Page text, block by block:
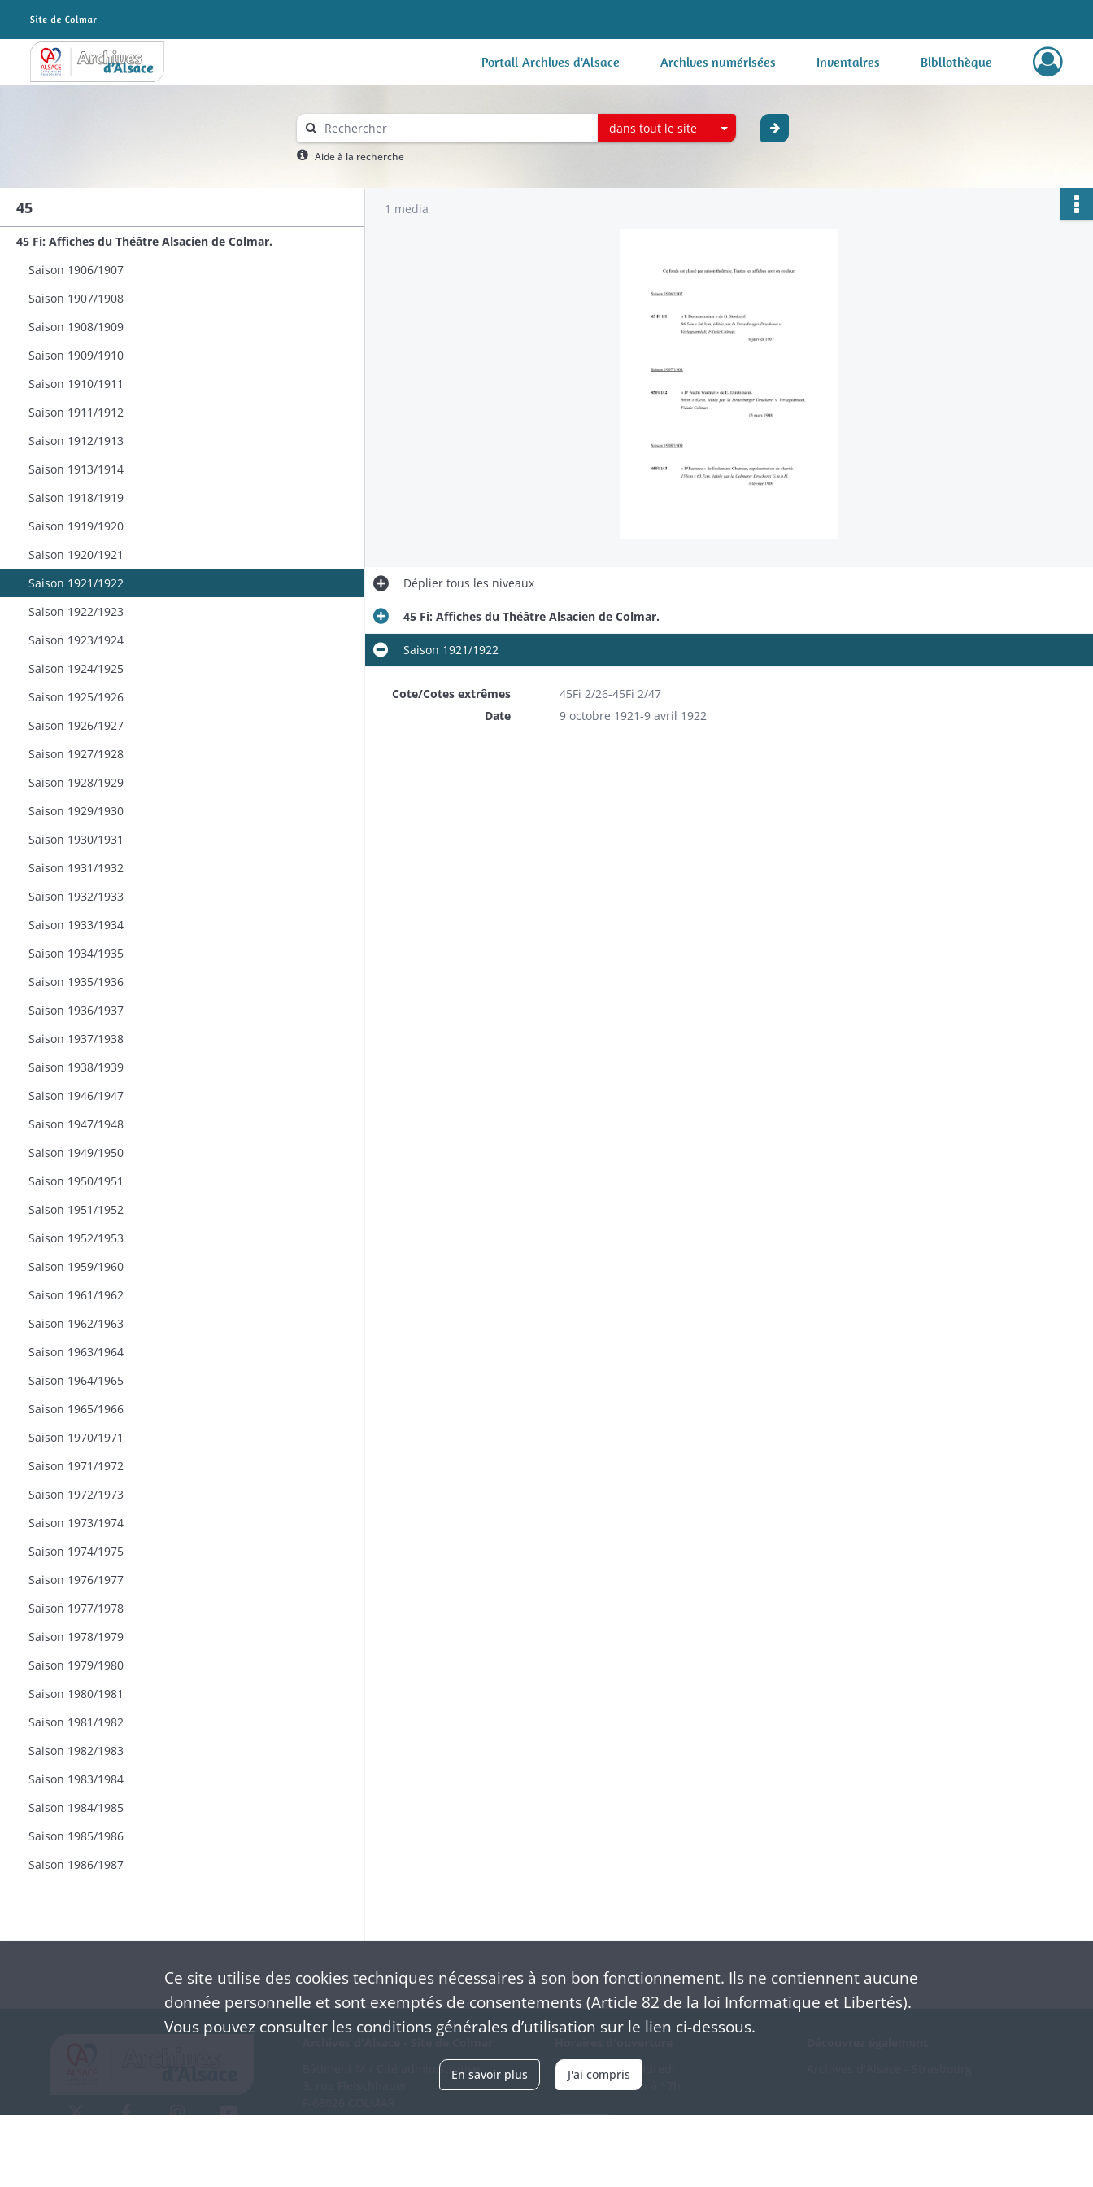
Archives Alsace - Colmar Portail Archives d'Alsace Archives numérisées Inventaires Bibliothèque
dans tout le site
Aide à la recherche
45
45 Fi: Affiches du Théâtre Alsacien de Colmar.
Saison 1906/1907
Saison 1907/1908
Saison 1908/1909
Saison 1909/1910
Saison 1910/1911
Saison 1911/1912
Saison 1912/1913
Saison 1913/1914
Saison 1918/1919
Saison 1919/1920
Saison 1920/1921
Saison 1921/1922
Saison 1922/1923
Saison 1923/1924
Saison 1924/1925
Saison 1925/1926
Saison 1926/1927
Saison 1927/1928
Saison 1928/1929
Saison 1929/1930
Saison 1930/1931
Saison 1931/1932
Saison 1932/1933
Saison 1933/1934
Saison 1934/1935
Saison 1935/1936
Saison 1936/1937
Saison 1937/1938
Saison 1938/1939
Saison 1946/1947
Saison 1947/1948
Saison 1949/1950
Saison 1950/1951
Saison 1951/1952
Saison 1952/1953
Saison 1959/1960
Saison 1961/1962
Saison 1962/1963
Saison 1963/1964
Saison 1964/1965
Saison 1965/1966
Saison 1970/1971
Saison 1971/1972
Saison 1972/1973
Saison 1973/1974
Saison 1974/1975
Saison 1976/1977
Saison 1977/1978
Saison 1978/1979
Saison 1979/1980
Saison 1980/1981
Saison 1981/1982
Saison 1982/1983
Saison 1983/1984
Saison 1984/1985
Saison 1985/1986
Saison 1986/1987
1 media
Dépliertous les niveaux
45 Fi: Affiches du Théâtre Alsacien de Colmar.
Saison 1921/1922
Cote/Cotes extrêmes
45Fi 2/26-45Fi 2/47
Date
9 octobre 1921-9 avril 1922
Bâtiment M / Cité administrative
(+33) 3 89 21 97 00
Du mardi au vendredi
en continu de 9h à 17h
Ce site utilise des cookiestechniques nécessaires à son bon fonctionnement. Ils ne contiennent aucune
donnée personnelle et sont exemptés de consentements (Article 82 de la loi Informatique et Libertés).
Vous pouvez consulter les conditions générales d’utilisation sur le lien ci-dessous.
En savoir plus J'ai compris